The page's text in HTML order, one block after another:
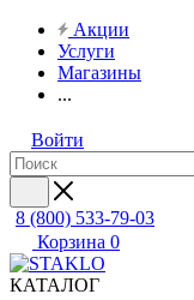
Акции
Услуги
Магазины
...
Войти
8 (800) 533-79-03
Корзина 0
КАТАЛОГ